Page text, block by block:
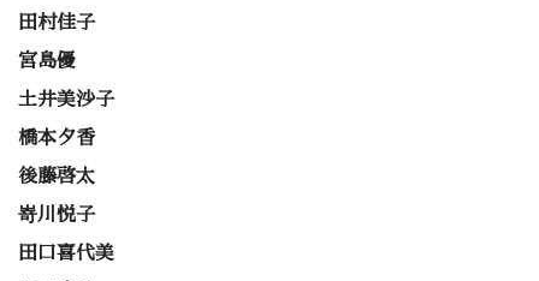
田村佳子
宮島優
土井美沙子
橋本夕香
後藤啓太
嵜川悦子
田口喜代美